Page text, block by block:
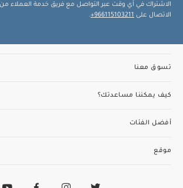
الاشتراك في أي وقت عبر التواصل مع فريق خدمة العملاء من
الاتصال على 966115103211+
.
تسوق معنا
كيف يمكننا مساعدتك؟
أفضل الفئات
موقع